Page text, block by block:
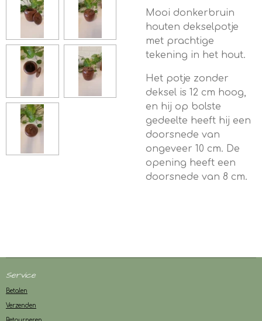
Mooi donkerbruin
houten dekselpotje
met prachtige
tekening in het hout.
Het potje zonder
deksel is 12 cm hoog,
en hij op bolste
gedeelte heeft hij een
doorsnede van
ongeveer 10 cm. De
opening heeft een
doorsnede van 8 cm.
Service
Betalen
Verzenden